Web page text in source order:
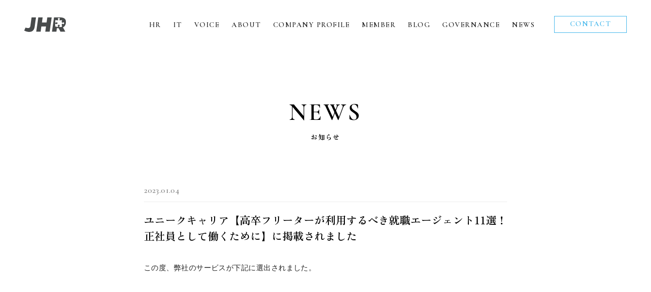
HR IT VOICE ABOUT COMPANY PROFILE MEMBER BLOG GOVERNANCE NEWS CONTACT
NEWS
お知らせ
2023.01.04
ユニークキャリア【高卒フリーターが利用するべき就職エージェント11選！
正社員として働くために】に掲載されました
この度、弊社のサービスが下記に選出されました。
HR 人材事業
GOVERNANCEガバナンス
NEWS
お知らせ